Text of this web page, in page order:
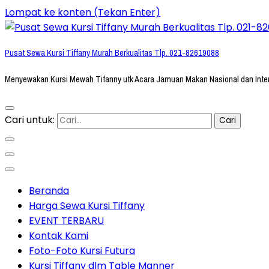
Lompat ke konten (Tekan Enter)
Pusat Sewa Kursi Tiffany Murah Berkualitas Tlp. 021-82619088
Menyewakan Kursi Mewah Tifanny utk Acara Jamuan Makan Nasional dan
Cari untuk:
Beranda
Harga Sewa Kursi Tiffany
EVENT TERBARU
Kontak Kami
Foto-Foto Kursi Futura
Kursi Tiffany dlm Table Manner